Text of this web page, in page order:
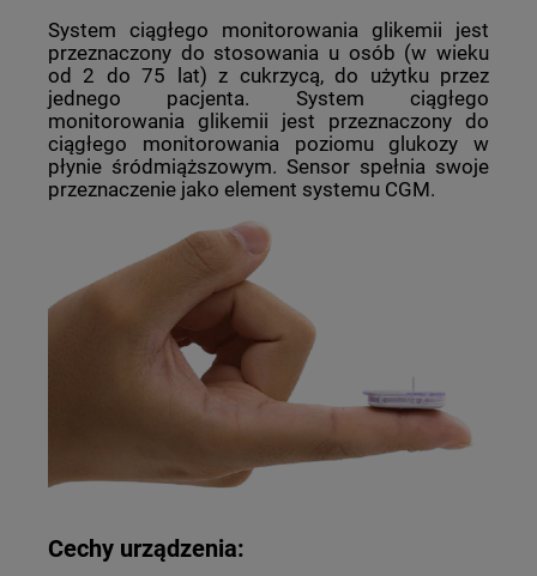
System ciągłego monitorowania glikemii jest
przeznaczony do stosowania u osób (w wieku
od 2 do 75 lat) z cukrzycą, do użytku przez
jednego pacjenta. System ciągłego
monitorowania glikemii jest przeznaczony do
ciągłego monitorowania poziomu glukozy w
płynie śródmiąższowym. Sensor spełnia swoje
przeznaczenie jako element systemu CGM.
Cechy urządzenia: